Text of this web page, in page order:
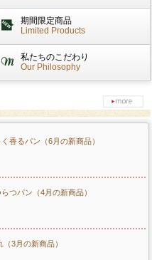
期間限定商品
Limited Products
私たちのこだわり
Our Philosophy
香るパン（6月の新商品）
つパン（4月の新商品）
3月の新商品）